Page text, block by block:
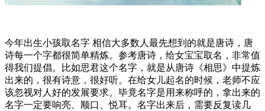
今年出生小孩取名字 相信大多数人最先想到的就是唐诗，唐
诗每一个字都很简单精炼。参考唐诗，给女宝宝取名，非常值
得我们提倡。比如思君这个名字，就是从唐诗《相思》中提炼
出来的，很有诗意，很好听。在给女儿起名的时候，老师不应
该忽视对人好的发展要求。毕竟名字是用来称呼的，拿出来的
名字一定要响亮、顺口、悦耳。名字出来后，需要反复读几